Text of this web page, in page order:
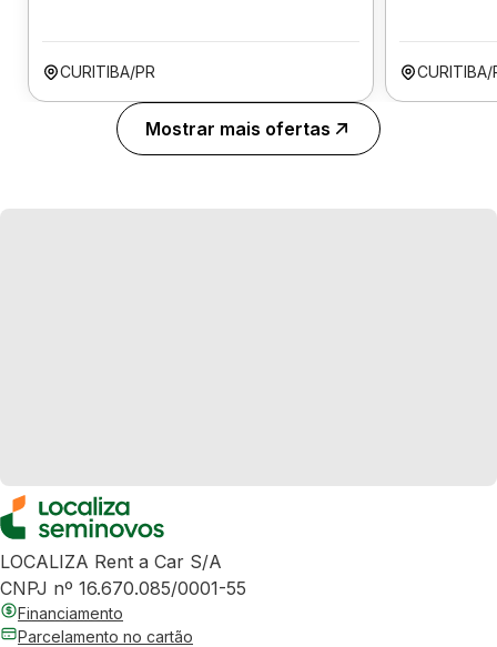
CURITIBA/PR CURITIBA/
Mostrar mais ofertas
LOCALIZA Rent a Car S/A
CNPJ nº 16.670.085/0001-55
Financiamento
Parcelamento no cartão